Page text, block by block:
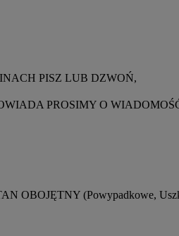
PISZ LUB DZWOŃ,
PROSIMY O
OBOJĘTNY (Powypadkowe,